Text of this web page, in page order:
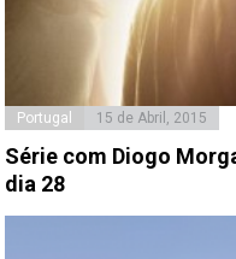
Portugal 15 de Abril, 2015
Série com Diogo
dia 28